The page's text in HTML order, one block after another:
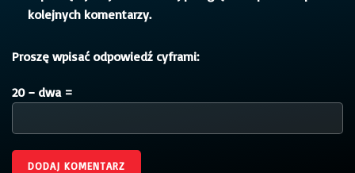
kolejnych komentarzy.
Proszę wpisać odpowiedź cyframi:
20 − dwa =